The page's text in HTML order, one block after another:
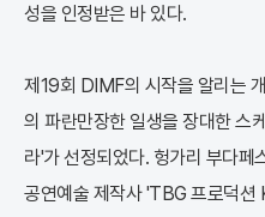
성을 인정받은 바 있다.
제19회 DIMF의 시작을 알리는
의 파란만장한 일생을 장대한 스
라'가 선정되었다. 헝가리 부다페
공연예술 제작사 'TBG 프로덕